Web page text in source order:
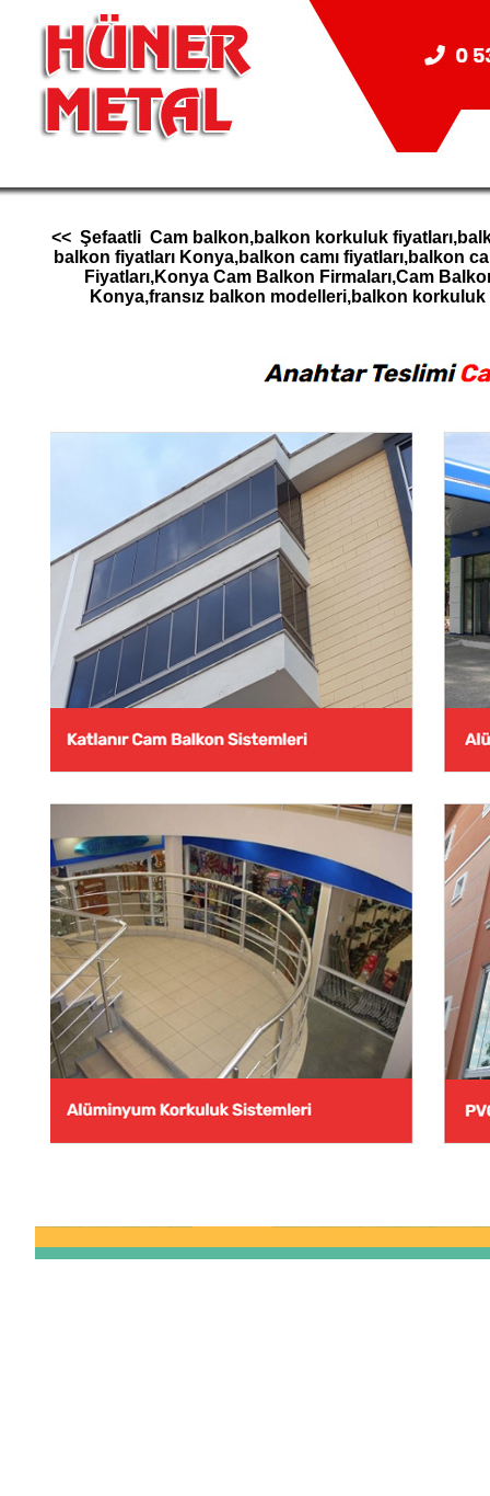
<< Şefaatli Cam balkon,balkon korkuluk
balkon fiyatları Konya,balkon camı fiyatları,balkon
Fiyatları,Konya Cam Balkon Firmaları,Cam
Konya,fransız balkon modelleri,balkon